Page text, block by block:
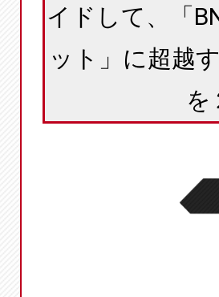
イドして、「
ット」に超越
を